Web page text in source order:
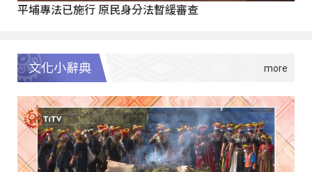
平埔專法已施行 原民身分法暫緩審查
文化小辭典